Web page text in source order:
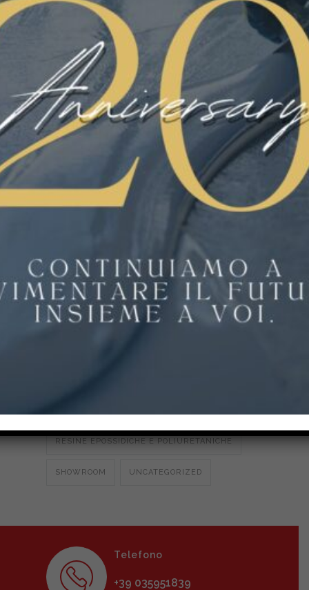
PARCHEGGI E RAMPE
PAVIMART PAVIMENTAZIONE
PAVIMENTAZIONE INDUSTRIALE
PAVIMENTAZIONI CIVILI
PAVIMENTI IN POLIURETANO
PAVIMENTI PER PALESTRE
PAVIMENTI PER PARCHI E SCUOLE
RESINE EPOSSIDICHE E POLIURETANICHE
SHOWROOM UNCATEGORIZED
Telefono
+39 035951839